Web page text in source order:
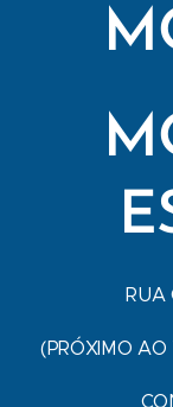
RUA
(PRÓXIMO AO